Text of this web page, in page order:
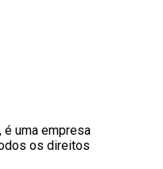
uma empresa
os direitos